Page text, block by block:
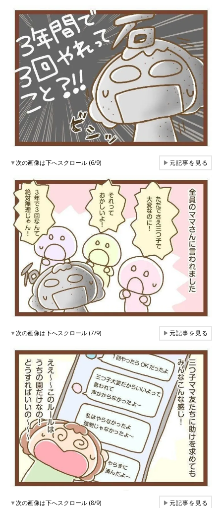
▼次の画像は下へスクロール (6/9) ▶元記事を見る
▼次の画像は下へスクロール (7/9) ▶元記事を見る
▼次の画像は下へスクロール (8/9) ▶元記事を見る